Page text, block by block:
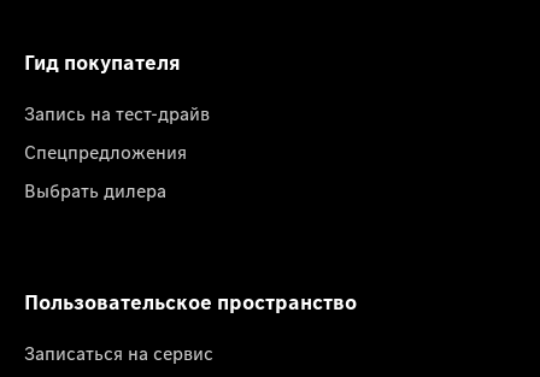
Гид покупателя
Запись на тест-драйв
Спецпредложения
Выбрать дилера
Пользовательское пространство
Записаться на сервис